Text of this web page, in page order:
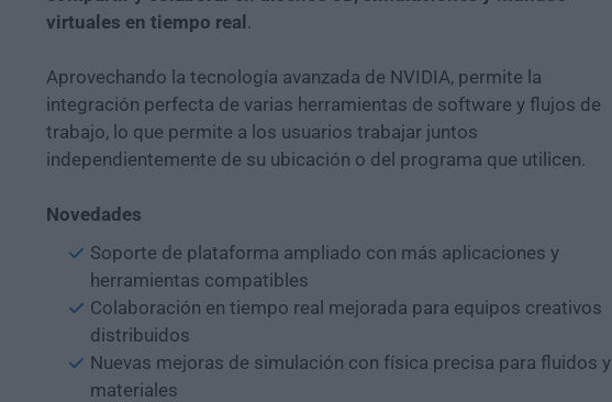
virtuales en tiempo real .
Aprovechando la tecnología avanzada de NVIDIA, permite la
integración perfecta de varias herramientas de software y flujos de
trabajo, lo que permite a los usuarios trabajar juntos
independientemente de su ubicación o del programa que utilicen.
Novedades
Soporte de plataforma ampliado con más aplicaciones y
herramientas compatibles
Colaboración en tiempo real mejorada para equipos creativos
distribuidos
Nuevas mejoras de simulación con física precisa para fluidos y
materiales